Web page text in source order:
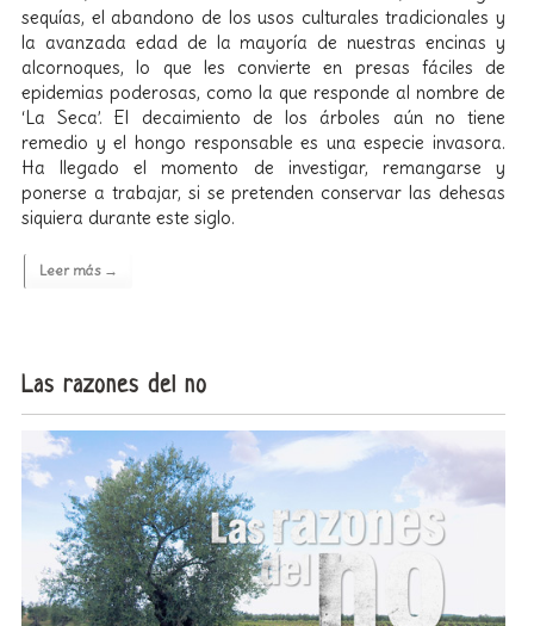
sequías, el abandono de los usos culturales tradicionales y
la avanzada edad de la mayoría de nuestras encinas y
alcornoques, lo que les convierte en presas fáciles de
epidemias poderosas, como la que responde al nombre de
‘La Seca’. El decaimiento de los árboles aún no tiene
remedio y el hongo responsable es una especie invasora.
Ha llegado el momento de investigar, remangarse y
ponerse a trabajar, si se pretenden conservar las dehesas
siquiera durante este siglo.
Leer más →
Las razones del no